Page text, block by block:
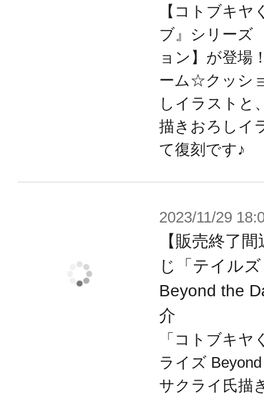
【コトブキ
ブ』シリー
ョン】が登場
ーム☆クッシ
しイラストと
描きおろしイ
て復刻です♪
2023/11/29
【販売終了
じ「テイル
Beyond the
介
「コトブキ
ライズ
サクライ氏描